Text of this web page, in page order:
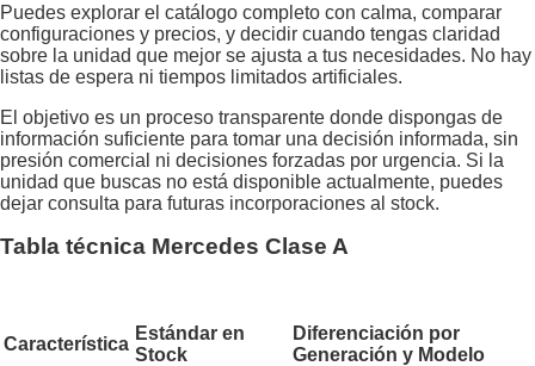
Puedes explorar el catálogo completo con calma, comparar
configuraciones y precios, y decidir cuando tengas claridad
sobre la unidad que mejor se ajusta a tus necesidades. No hay
listas de espera ni tiempos limitados artificiales.
El objetivo es un proceso transparente donde dispongas de
información suficiente para tomar una decisión informada, sin
presión comercial ni decisiones forzadas por urgencia. Si la
unidad que buscas no está disponible actualmente, puedes
dejar consulta para futuras incorporaciones al stock.
Tabla técnica Mercedes Clase A
Característica
Estándar en
Stock
Diferenciación por
Generación y Modelo